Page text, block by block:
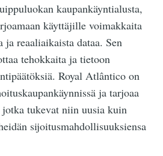
kaupankäyntialusta,
käyttäjille voimakkaita
reaaliaikaista dataa. Sen
tehokkaita ja tietoon
Royal Atlântico on
ja tarjoaa
tukevat niin uusia kuin
sijoitusmahdollisuuksiensa